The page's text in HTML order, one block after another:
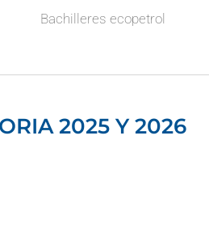
Bachilleres ecopetrol
2025 Y 2026